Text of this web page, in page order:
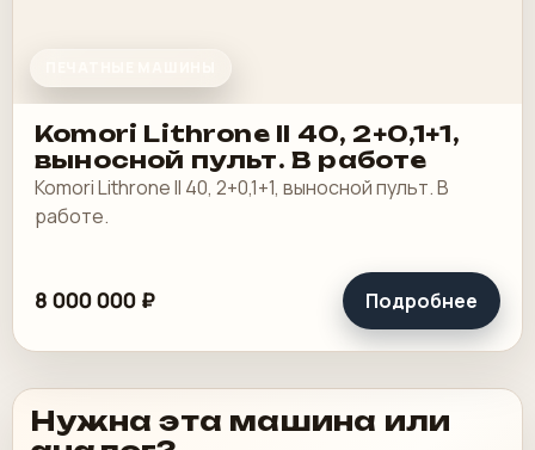
Komori Lithrone II 40, 2+0,1+1,
выносной пульт. В работе
Komori Lithrone II 40, 2+0,1+1, выносной пульт. В
работе.
8 000 000 ₽ Подробнее
Нужна эта машина или